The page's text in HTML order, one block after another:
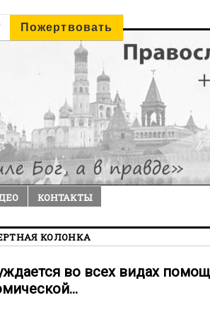
Пожертвовать
КОНТАКТЫ
КОЛОНКА
во всех видах